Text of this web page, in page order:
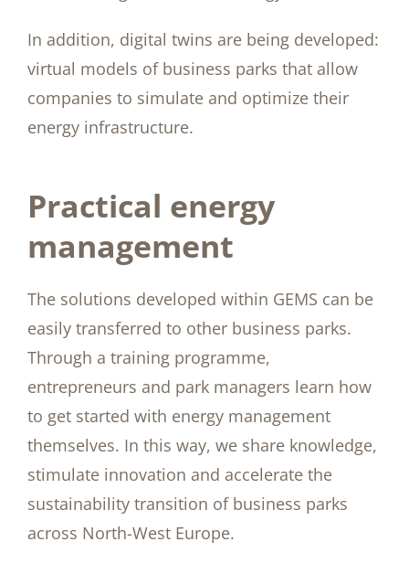
In addition, digital twins are being developed:
virtual models of business parks that allow
companies to simulate and optimize their
energy infrastructure.
Practical energy
management
The solutions developed within GEMS can be
easily transferred to other business parks.
Through a training programme,
entrepreneurs and park managers learn how
to get started with energy management
themselves. In this way, we share knowledge,
stimulate innovation and accelerate the
sustainability transition of business parks
across North-West Europe.